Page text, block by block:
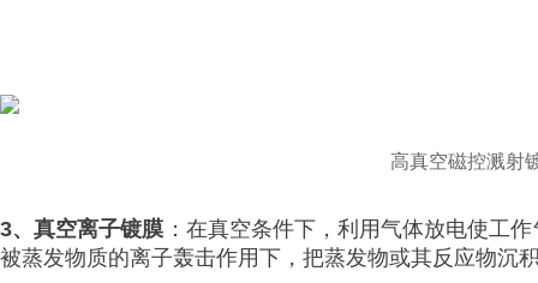
高真空磁控溅射
3、真空离子镀膜 ：在真空条件下，利用气体放电使工
被蒸发物质的离子轰击作用下，把蒸发物或其反应物沉